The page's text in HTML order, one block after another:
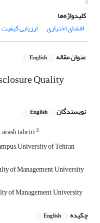
کلیدواژه‌ها
افشای اختیاری
ارزیابی کیفیت
عنوان مقاله English
Quality
نویسندگان English
arash tahriri3
University of Tehran,
of Management, University
of Management, University
چکیده
English